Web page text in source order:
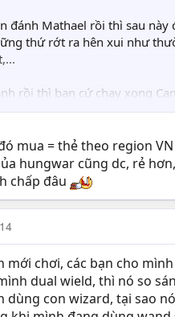
đánh Mathael rồi thì sau
thứ rớt ra hên xui như
rồi thì bạn cứ chạy xong
năng bị trừ 3tr5 là do tính
thẻ và muốn tiện thì mua
xêm xêm 850k => mua
thì dễ giải quyết hơn).
mua = thẻ theo region
hungwar cũng dc, rẻ
chấp đâu
mới chơi, các bạn cho
dual wield, thì nó so
dùng con wizard, tại sao